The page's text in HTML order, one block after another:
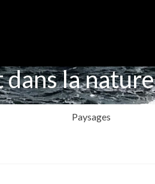
dans la nature
Paysages